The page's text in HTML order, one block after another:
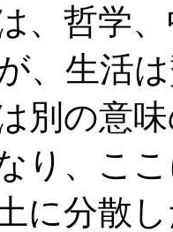
、哲学、
、生活
別の意
り、こ
に分散